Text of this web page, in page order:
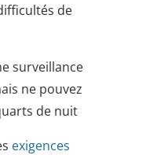
de
surveillance
ne pouvez
de nuit
exigences